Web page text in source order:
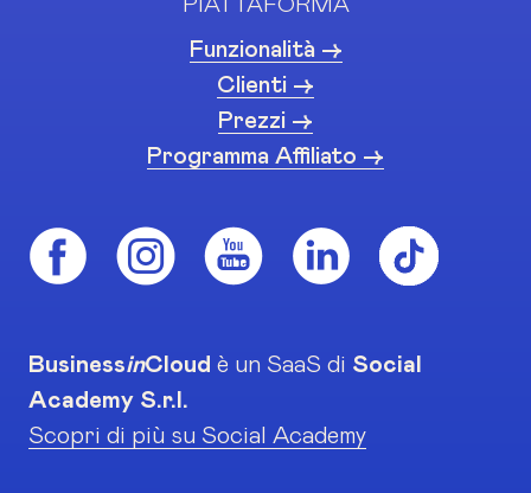
PIATTAFORMA
Funzionalità ->
Clienti ->
Prezzi ->
Programma Affiliato ->
BusinessinCloud è un SaaS di Social
Academy S.r.l.
Scopri di più su Social Academy